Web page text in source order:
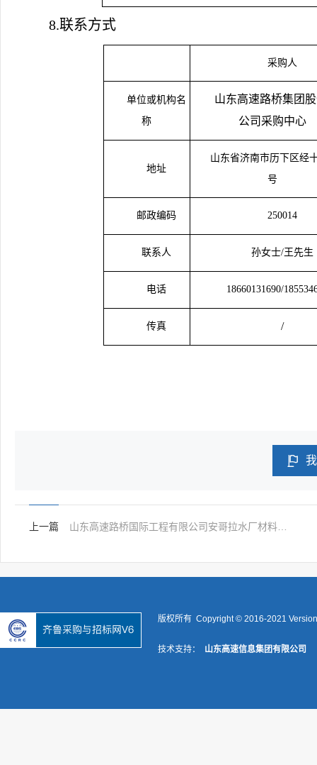
8.联系方式
采购人
单位或机构名
称
山东高速路桥集团
公司采购中心
地址
山东省济南市历下区经
号
邮政编码 250014
联系人 孙女士/王先生
电话 18660131690/
传真 /

上一篇
版权所有 Copyright © 2016-2021
技术支持： 山东高速信息集团有限公司